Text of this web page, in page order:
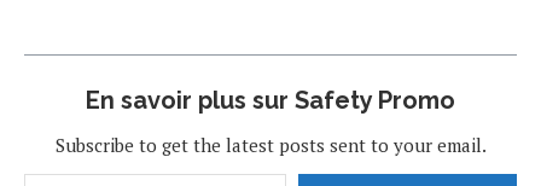
est imperforé. L’hymen
signifie "membrane". Il
génital…
En savoir plus sur Safety Promo
Subscribe to get the latest posts sent to your email.